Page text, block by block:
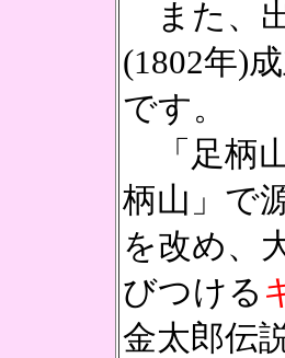
また、
(1802年)
です。
「足柄
柄山」で
を改め、
びつける
金太郎伝